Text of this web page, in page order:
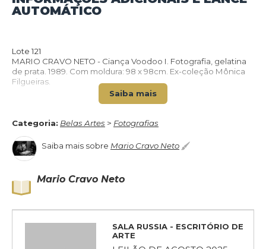
AUTOMÁTICO
Lote 121
MARIO CRAVO NETO - Ciança Voodoo I. Fotografia, gelatina
de prata. 1989. Com moldura: 98 x 98cm. Ex-coleção Mônica
Filgueiras.
LINK:MoMA - Mario Cravo Neto. Criança Voodoo (Voodoo
Saiba mais
Categoria: Belas Artes > Fotografias
Saiba mais sobre Mario Cravo Neto
Mario Cravo Neto
SALA RUSSIA - ESCRITÓRIO DE
ARTE